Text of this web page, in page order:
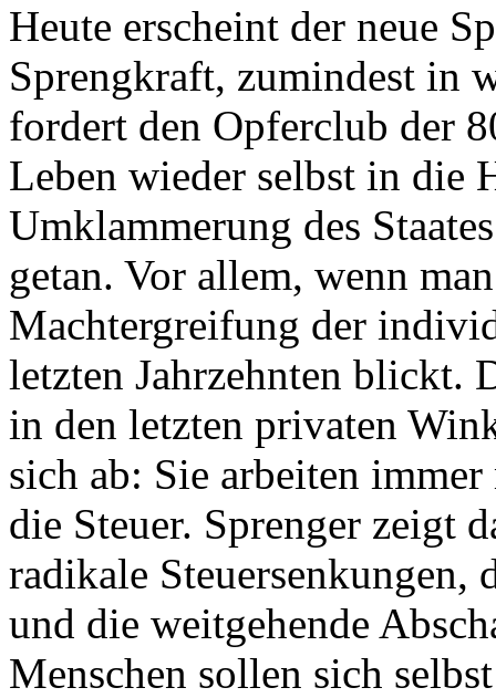
Heute erscheint der neue
Sprengkraft, zumindest in
fordert den Opferclub der
Leben wieder selbst in die
Umklammerung des
getan. Vor allem, wenn
Machtergreifung der
letzten Jahrzehnten blickt.
in den letzten privaten
sich ab: Sie arbeiten
die Steuer. Sprenger zeigt
radikale Steuersenkungen,
und die weitgehende
Menschen sollen sich